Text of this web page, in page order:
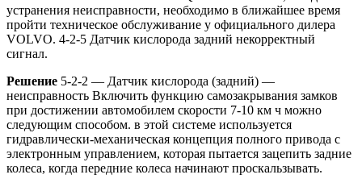
устранения неисправности, необходимо в ближайшее время
пройти техническое обслуживание у официального дилера
VOLVO. 4-2-5 Датчик кислорода задний некорректный
сигнал.
Решение 5-2-2 — Датчик кислорода (задний) —
неисправность Включить функцию самозакрывания замков
при достижении автомобилем скорости 7-10 км ч можно
следующим способом. в этой системе используется
гидравлически-механическая концепция полного привода с
электронным управлением, которая пытается зацепить задние
колеса, когда передние колеса начинают проскальзывать.